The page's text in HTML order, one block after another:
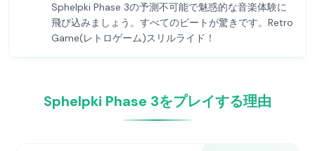
Sphelpki Phase 3の予測不可能で魅惑的な音楽体験に
飛び込みましょう。すべてのビートが驚きです。Retro
Game(レトロゲーム)スリルライド！
Sphelpki Phase 3をプレイする理由